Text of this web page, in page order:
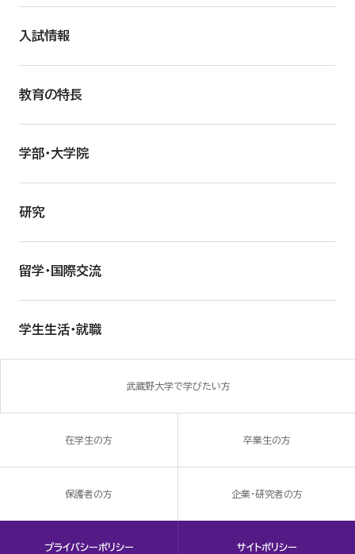
入試情報
教育の特長
学部・大学院
研究
留学・国際交流
学生生活・就職
武蔵野大学で学びたい方
在学生の方 卒業生の方
保護者の方 企業・研究者の方
プライバシーポリシー サイトポリシー